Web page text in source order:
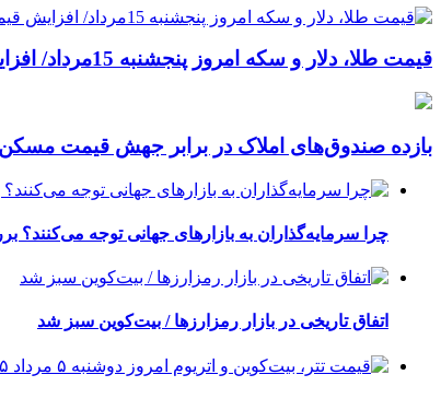
قیمت طلا، دلار و سکه امروز پنجشنبه 15مرداد/ افزایش قیمت ها + جدول
بازده صندوق‌های املاک در برابر جهش قیمت
چرا سرمایه‌گذاران به بازارهای جهانی توجه
اتفاق تاریخی در بازار رمزارزها / بیت‌کوین سبز شد